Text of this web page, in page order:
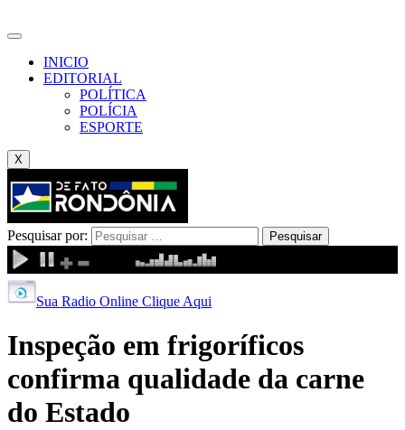
INICIO
EDITORIAL
POLÍTICA
POLÍCIA
ESPORTE
X
Pesquisar por:
Sua Radio Online Clique Aqui
Inspeção em frigoríficos
confirma qualidade da carne
do Estado